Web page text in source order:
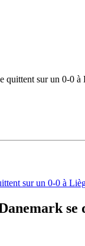
quittent sur un 0-0 à
se